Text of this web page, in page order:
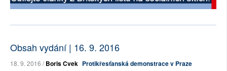
Obsah vydání | 16. 9. 2016
18. 9. 2016 /Boris Cvek Protikřesťanská demonstrace v Praze